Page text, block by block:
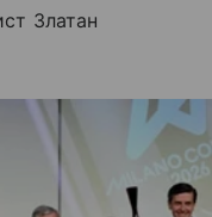
Златан